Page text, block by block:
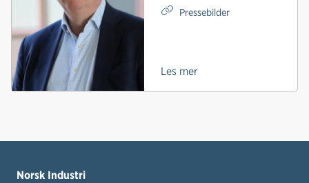
Pressebilder
Les mer
Norsk Industri